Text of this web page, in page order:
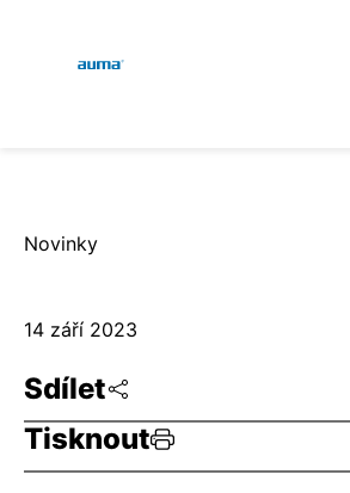
Evropa
Asie a Pacifik
Severní Amerika
Novinky
14 září 2023
Sdílet
Tisknout